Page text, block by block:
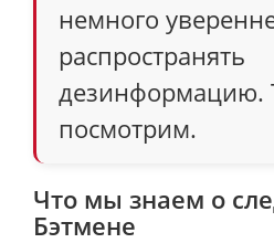
немного
распространять
дезинформацию.
посмотрим.
Что мы знаем о
Бэтмене